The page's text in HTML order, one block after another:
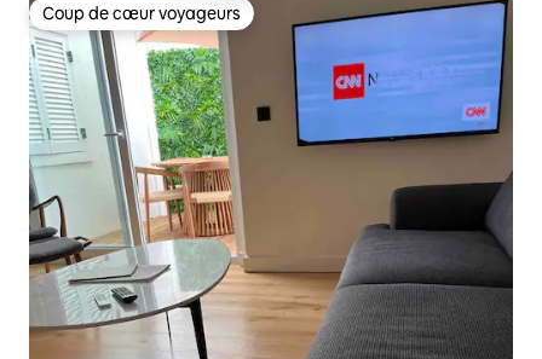
Coup de cœur voyageurs
Coup de cœur voyageurs